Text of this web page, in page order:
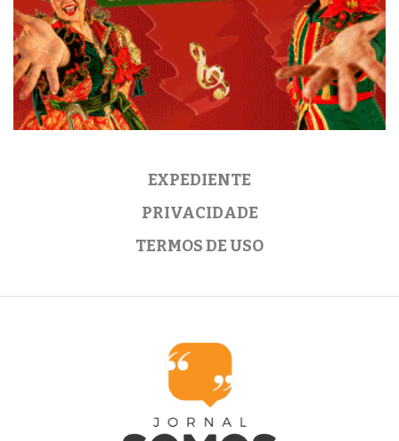
EXPEDIENTE
PRIVACIDADE
TERMOS DE USO